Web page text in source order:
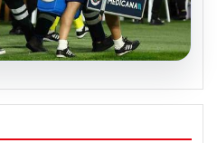
Graz maçında
haber!